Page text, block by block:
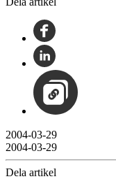
2004-03-29
2004-03-29
Dela artikel